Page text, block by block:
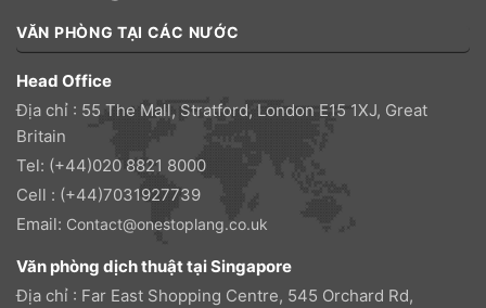
VĂN PHÒNG TẠI CÁC NƯỚC
Head Office
Địa chỉ : 55 The Mall, Stratford, London E15 1XJ, Great
Britain
Tel: (+44)020 8821 8000
Cell : (+44)7031927739
Email: Contact@onestoplang.co.uk
Văn phòng dịch thuật tại Singapore
Địa chỉ : Far East Shopping Centre, 545 Orchard Rd,